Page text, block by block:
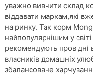
уважно вивчити склад
віддавати маркам,які
на ринку. Так корм
найпопулярнішим у
рекомендують провідні
власників домашніх
збалансоване